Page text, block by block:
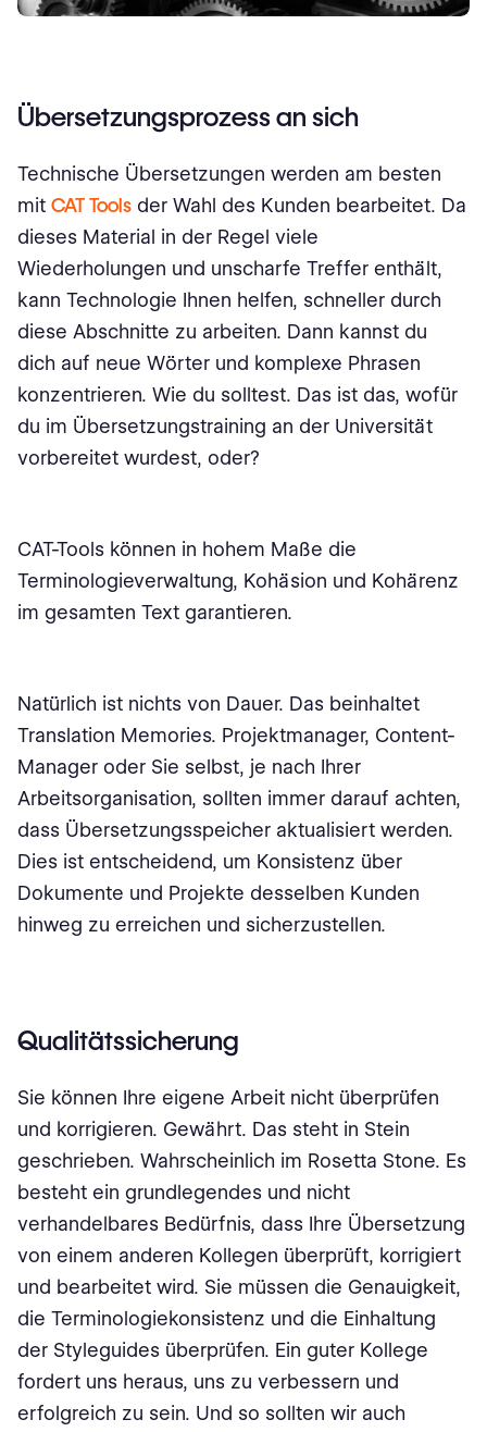
Übersetzungsprozess an sich
Technische Übersetzungen werden am besten
mit CAT Tools der Wahl des Kunden bearbeitet. Da
dieses Material in der Regel viele
Wiederholungen und unscharfe Treffer enthält,
kann Technologie Ihnen helfen, schneller durch
diese Abschnitte zu arbeiten. Dann kannst du
dich auf neue Wörter und komplexe Phrasen
konzentrieren. Wie du solltest. Das ist das, wofür
du im Übersetzungstraining an der Universität
vorbereitet wurdest, oder?
CAT-Tools können in hohem Maße die
Terminologieverwaltung, Kohäsion und Kohärenz
im gesamten Text garantieren.
Natürlich ist nichts von Dauer. Das beinhaltet
Translation Memories. Projektmanager, Content-
Manager oder Sie selbst, je nach Ihrer
Arbeitsorganisation, sollten immer darauf achten,
dass Übersetzungsspeicher aktualisiert werden.
Dies ist entscheidend, um Konsistenz über
Dokumente und Projekte desselben Kunden
hinweg zu erreichen und sicherzustellen.
Qualitätssicherung
Sie können Ihre eigene Arbeit nicht überprüfen
und korrigieren. Gewährt. Das steht in Stein
geschrieben. Wahrscheinlich im Rosetta Stone. Es
besteht ein grundlegendes und nicht
verhandelbares Bedürfnis, dass Ihre Übersetzung
von einem anderen Kollegen überprüft, korrigiert
und bearbeitet wird. Sie müssen die Genauigkeit,
die Terminologiekonsistenz und die Einhaltung
der Styleguides überprüfen. Ein guter Kollege
fordert uns heraus, uns zu verbessern und
erfolgreich zu sein. Und so sollten wir auch